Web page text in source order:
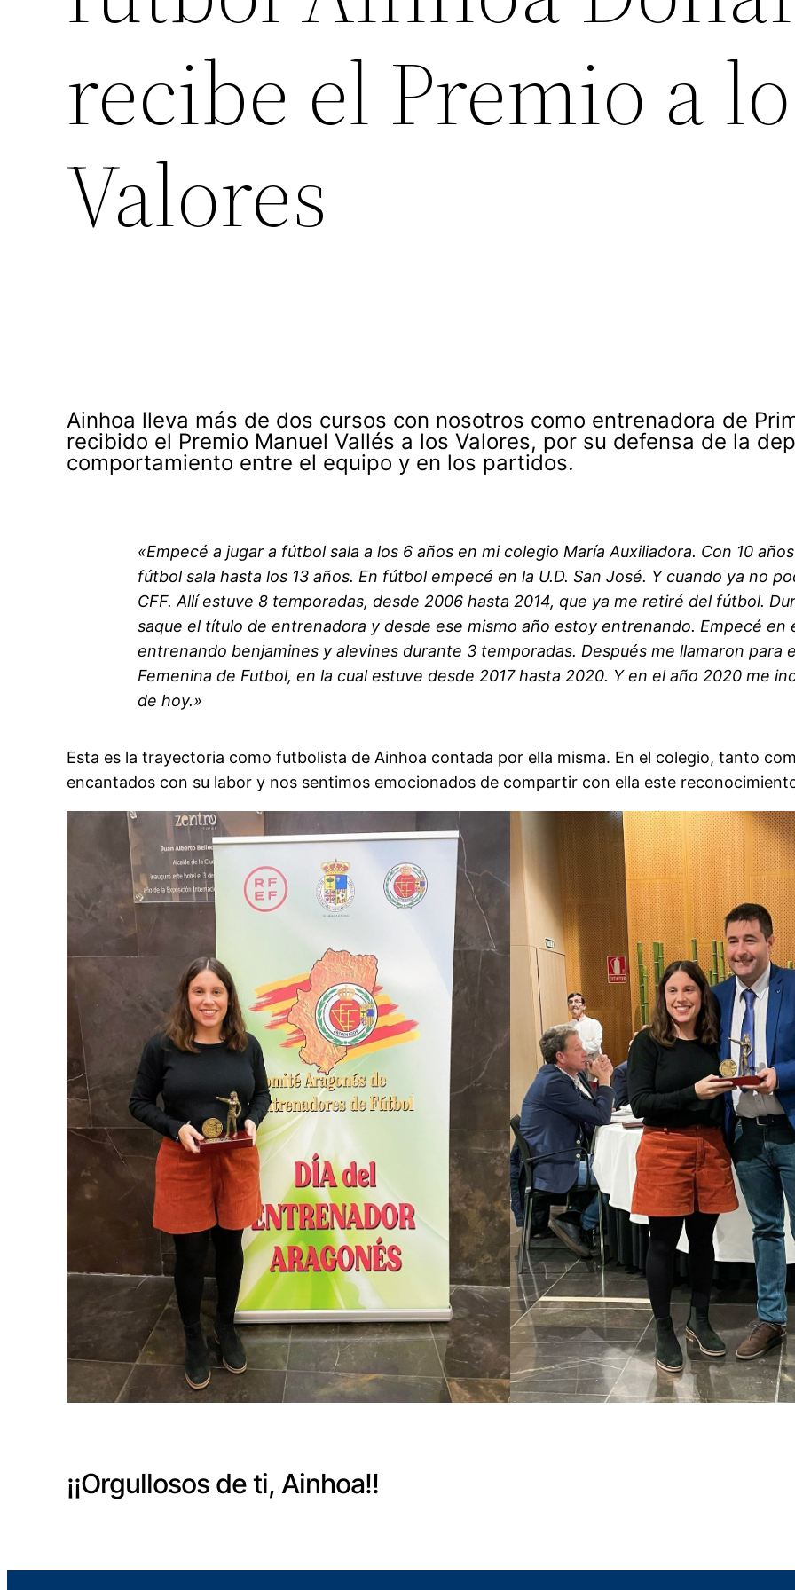
recibe el Premio a
Valores
Ainhoa lleva más de dos cursos con nosotros como entrenadora de
recibido el Premio Manuel Vallés a los Valores, por su defensa de la
comportamiento entre el equipo y en los partidos.
«Empecé a jugar a fútbol sala a los 6 años en mi colegio María Auxiliadora. Con 10
fútbol sala hasta los 13 años. En fútbol empecé en la U.D. San José. Y cuando ya no
CFF. Allí estuve 8 temporadas, desde 2006 hasta 2014, que ya me retiré del fútbol.
saque el título de entrenadora y desde ese mismo año estoy entrenando. Empecé en
entrenando benjamines y alevines durante 3 temporadas. Después me llamaron para
Femenina de Futbol, en la cual estuve desde 2017 hasta 2020. Y en el año 2020 me
de hoy.»
Esta es la trayectoria como futbolista de Ainhoa contada por ella misma. En el colegio, tanto
encantados con su labor y nos sentimos emocionados de compartir con ella este
¡¡Orgullosos de ti, Ainhoa!!